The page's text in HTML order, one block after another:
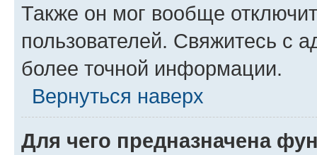
Также он мог вообще
пользователей. Свяжитесь с
более точной информации.
Вернуться наверх
Для чего предназначена